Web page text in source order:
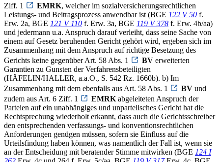
Ziff. 1
EMRK, welcher im sozialversicherungsrechtlichen
Leistungs- und Beitragsprozess anwendbar ist (BGE 122 V 50 f.
Erw. 2a, BGE 121 V 110 f. Erw. 3a, BGE 119 V 378 f. Erw. 4b/aa)
und jedermann u.a. Anspruch darauf verleiht, dass seine Sache von
einem auf Gesetz beruhenden Gericht gehört wird, ergeben sich im
Zusammenhang mit dem Anspruch auf richtige Besetzung des
Gerichts keine gegenüber Art. 58 Abs. 1
BV erweiterten
Garantien zu Gunsten der Verfahrensbeteiligten
(HÄFELIN/HALLER, a.a.O., S. 542 Rz. 1660b). b) Im
Zusammenhang mit dem ebenfalls aus Art. 58 Abs. 1
BV und
zudem aus Art. 6 Ziff. 1
EMRK abgeleiteten Anspruch der
Parteien auf ein unabhängiges und unparteiisches Gericht hat die
Rechtsprechung wiederholt erkannt, dass auch die Gerichtsschreiber
den entsprechenden verfassungs- und konventionsrechtlichen
Anforderungen genügen müssen, sofern sie Einfluss auf die
Urteilsfindung haben können, was namentlich der Fall ist, wenn sie
an der Entscheidung mit beratender Stimme mitwirken (BGE 124 I